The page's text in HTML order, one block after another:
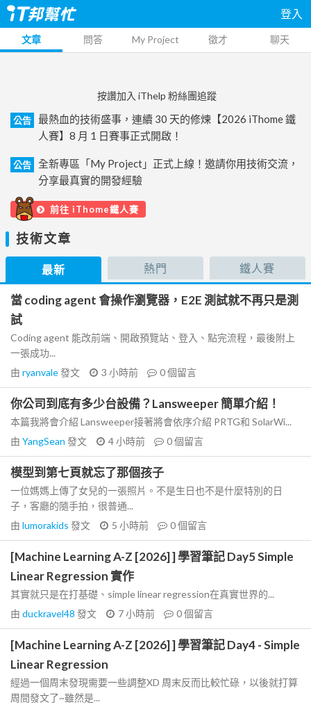
登入
文章 問答 My Project 徵才 聊天
按讚加入 iThelp 粉絲團追蹤
公告
最熱血的技術盛事，連續 30 天的修煉【2026 iThome 鐵
人賽】8 月 1 日賽事正式開啟！
公告
全新專區「My Project」正式上線！邀請你用技術交流，
分享最真實的開發經驗
前往 iThome鐵人賽
技術文章
最新 熱門 鐵人賽
當 coding agent 會操作瀏覽器，E2E 測試就不再只是測
試
Coding agent 能改前端、開啟預覽站、登入、點完流程，最後附上
一張成功...
由 ryanvale發文 3 小時前 0個留言
你公司到底有多少台設備？Lansweeper 簡單介紹！
本篇我將會介紹 Lansweeper接著將會依序介紹 PRTG和 SolarWi...
由 YangSean 發文 4 小時前 0個留言
模型到第七頁就忘了那個孩子
一位媽媽上傳了女兒的一張照片。不是生日也不是什麼特別的日
子，客廳的隨手拍，很普通...
由 lumorakids 發文 5 小時前 0個留言
[Machine Learning A-Z [2026] ] 學習筆記 Day5 Simple
Linear Regression 實作
其實就只是在打基礎、simple linear regression在真實世界的...
由 duckravel48 發文 7 小時前 0個留言
[Machine Learning A-Z [2026] ] 學習筆記 Day4 - Simple
Linear Regression
經過一個周末發現需要一些調整XD 周末反而比較忙碌，以後就打算
周間發文了~雖然是...